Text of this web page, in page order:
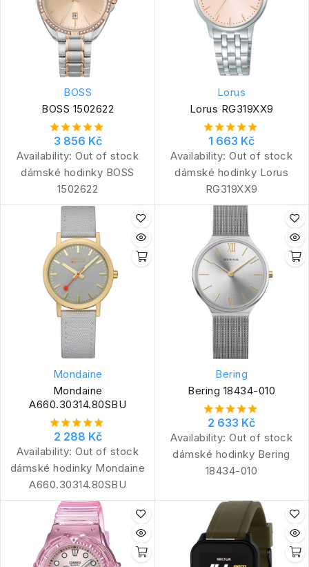
BOSS
BOSS 1502622
3 856 Kč
Availability: Out of stock
dámské hodinky BOSS
1502622
Lorus
Lorus RG319XX9
1 663 Kč
Availability: Out of stock
dámské hodinky Lorus
RG319XX9
Mondaine
Mondaine
A660.30314.80SBU
2 288 Kč
Availability: Out of stock
dámské hodinky Mondaine
A660.30314.80SBU
Bering
Bering 18434-010
2 633 Kč
Availability: Out of stock
dámské hodinky Bering
18434-010